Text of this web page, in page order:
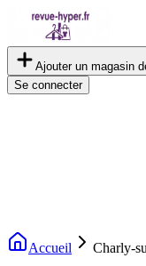
Ajouter un magasin
Se connecter
Accueil Charly-